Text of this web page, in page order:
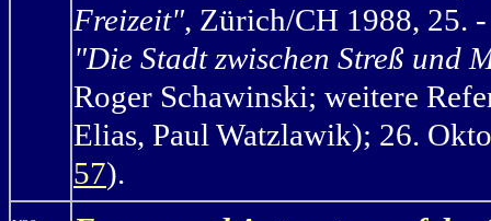
Freizeit", Zürich/CH 1988, 25.
"Die Stadt zwischen Streß und
Roger Schawinski; weitere
Elias, Paul Watzlawik); 26.
57).